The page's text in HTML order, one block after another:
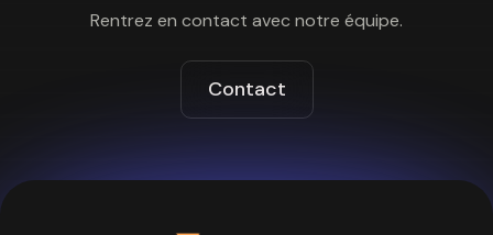
Rentrez en contact avec notre équipe.
Contact